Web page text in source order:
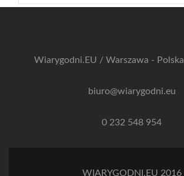
Wiarygodni.EU / Warszawa - Polska
biuro@wiarygodni.eu
0 232 548 954
WIARYGODNI.EU 2016